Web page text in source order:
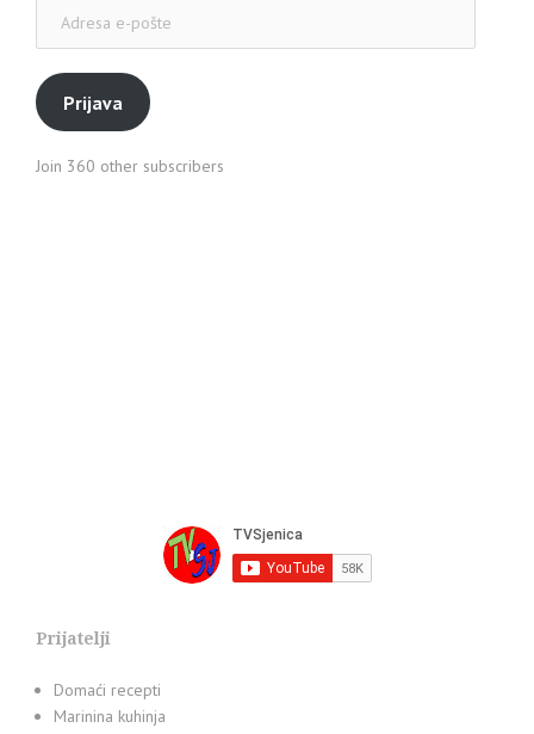
pošte
Prijava
Join 360 other subscribers
Prijatelji
Domaći recepti
Marinina kuhinja